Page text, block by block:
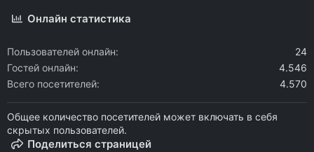
Онлайн статистика
Пользователей онлайн
24
Гостей онлайн
4.546
Всего посетителей
4.570
Общее количество посетителей может включать в себя
скрытых пользователей.
Поделиться страницей